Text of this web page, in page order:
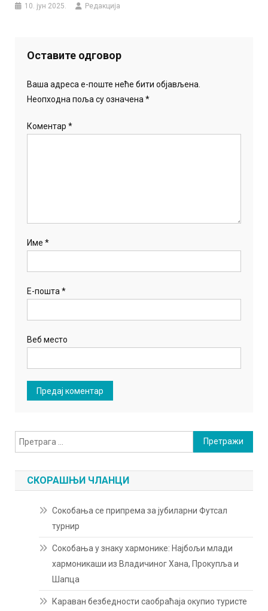
10. јун 2025. Редакција
Оставите одговор
Ваша адреса е-поште неће бити објављена.
Неопходна поља су означена*
Коментар*
Име*
Е-пошта*
Веб место
Претрага
за:
СКОРАШЊИ ЧЛАНЦИ
Сокобања се припрема за јубиларни Футсал
турнир
Сокобања у знаку хармонике: Најбољи млади
хармоникаши из Владичиног Хана, Прокупља и
Шапца
Караван безбедности саобраћаја окупио туристе